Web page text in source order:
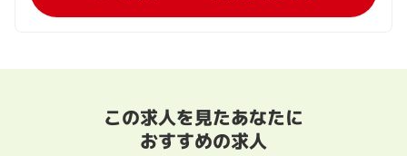
この求人を見たあなたに
おすすめの求人